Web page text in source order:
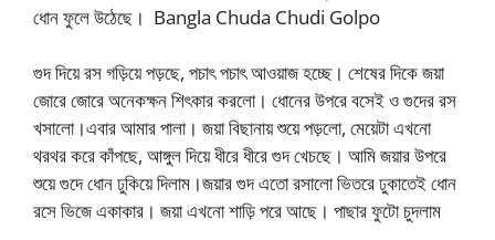
ধোন ফুলে উঠেছে। Bangla Chuda Chudi Golpo
গুদ দিয়ে রস গড়িয়ে পড়ছে, পচাৎ পচাৎ আওয়াজ হচ্ছে। শেষের দিকে জয়া
জোরে জোরে অনেকক্ষন শিৎকার করলো। ধোনের উপরে বসেই ও গুদের রস
খসালো।এবার আমার পালা। জয়া বিছানায় শুয়ে পড়লো, মেয়েটা এখনো
থরথর করে কাঁপছে, আঙ্গুল দিয়ে ধীরে ধীরে গুদ খেচছে। আমি জয়ার উপরে
শুয়ে গুদে ধোন ঢুকিয়ে দিলাম।জয়ার গুদ এতো রসালো ভিতরে ঢুকাতেই ধোন
রসে ভিজে একাকার। জয়া এখনো শাড়ি পরে আছে। পাছার ফুটো চুদলাম